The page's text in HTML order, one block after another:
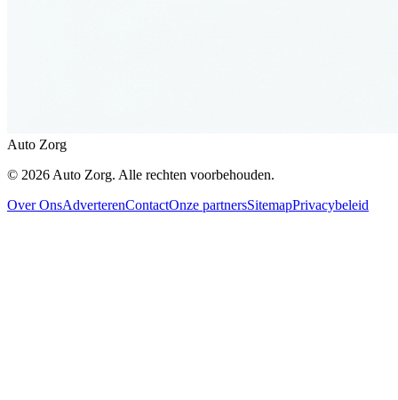
Auto Zorg
© 2026 Auto Zorg. Alle rechten voorbehouden.
Over OnsAdverterenContactOnze partnersSitemapPrivacybeleid